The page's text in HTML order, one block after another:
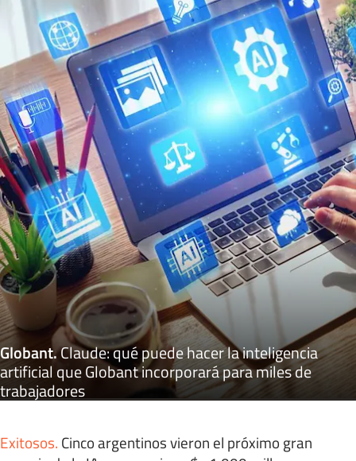
Globant.Claude: qué puede hacer la inteligencia
artificial que Globant incorporará para miles de
trabajadores
Exitosos. Cinco argentinos vieron el próximo gran